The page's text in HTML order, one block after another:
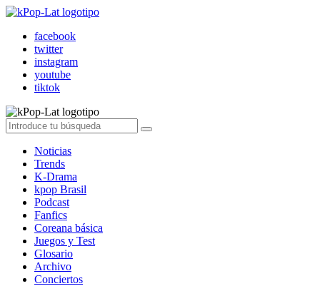
facebook
twitter
instagram
youtube
tiktok
Noticias
Trends
K-Drama
kpop Brasil
Podcast
Fanfics
Coreana básica
Juegos y Test
Glosario
Archivo
Conciertos